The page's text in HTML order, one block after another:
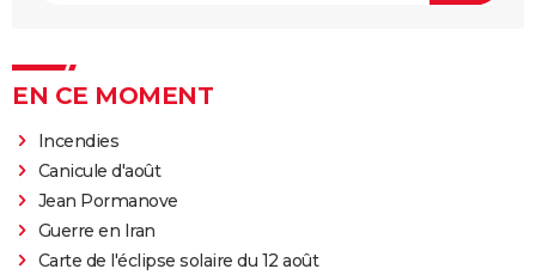
EN CE MOMENT
Incendies
Canicule d'août
Jean Pormanove
Guerre en Iran
Carte de l'éclipse solaire du 12 août